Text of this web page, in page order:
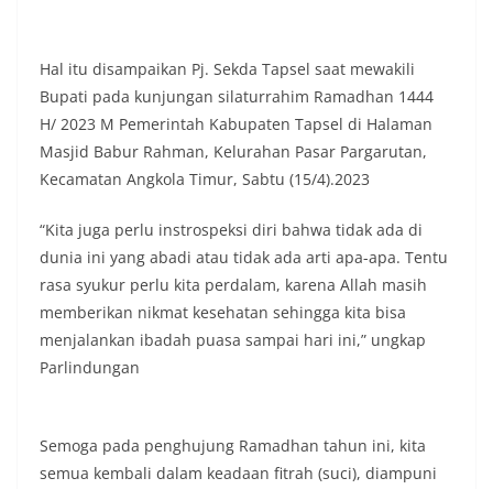
Hal itu disampaikan Pj. Sekda Tapsel saat mewakili
Bupati pada kunjungan silaturrahim Ramadhan 1444
H/ 2023 M Pemerintah Kabupaten Tapsel di Halaman
Masjid Babur Rahman, Kelurahan Pasar Pargarutan,
Kecamatan Angkola Timur, Sabtu (15/4).2023
“Kita juga perlu instrospeksi diri bahwa tidak ada di
dunia ini yang abadi atau tidak ada arti apa-apa. Tentu
rasa syukur perlu kita perdalam, karena Allah masih
memberikan nikmat kesehatan sehingga kita bisa
menjalankan ibadah puasa sampai hari ini,” ungkap
Parlindungan
Semoga pada penghujung Ramadhan tahun ini, kita
semua kembali dalam keadaan fitrah (suci), diampuni